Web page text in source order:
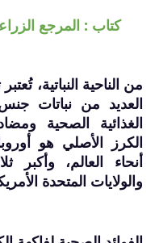
كتاب : المرجع
من الناحية النباتية،
العديد من نباتات
الغذائية الصحية
الكرز الأصلي هو
أنحاء العالم،
والولايات المتحدة